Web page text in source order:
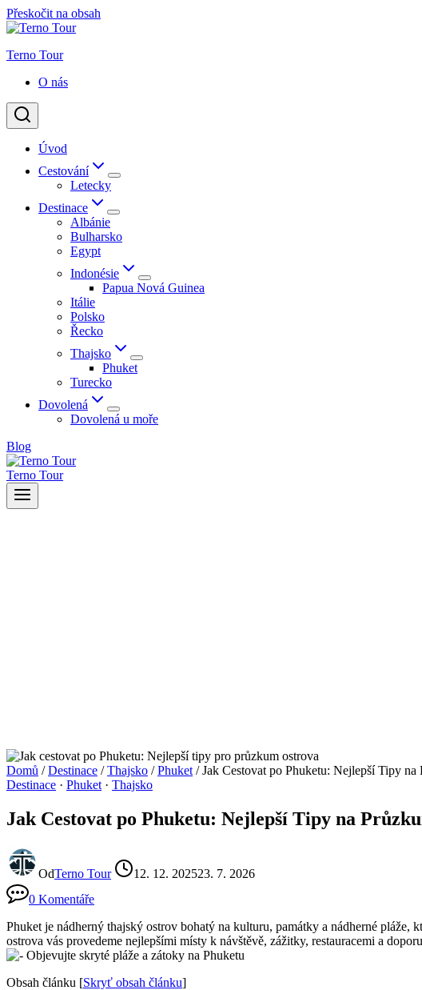
Přeskočit na obsah
Terno Tour
O nás
Úvod
Cestování
Letecky
Destinace
Albánie
Bulharsko
Egypt
Indonésie
Papua Nová Guinea
Itálie
Polsko
Řecko
Thajsko
Phuket
Turecko
Dovolená
Dovolená u moře
Blog
Terno Tour
Domů / Destinace / Thajsko / Phuket / Jak Cestovat po Phuketu: Nejlepší Tipy na
Destinace · Phuket · Thajsko
Jak Cestovat po Phuketu: Nejlepší Tipy na
OdTerno Tour 12. 12. 202523. 7. 2026
0 Komentáře
Phuket je ⁢nádherný thajský⁤ ostrov bohatý na kulturu, památky a nádherné
ostrova vás‌ provedeme nejlepšími místy k návštěvě, zážitky, restauracemi a
Obsah článku [Skryť obsah článku]